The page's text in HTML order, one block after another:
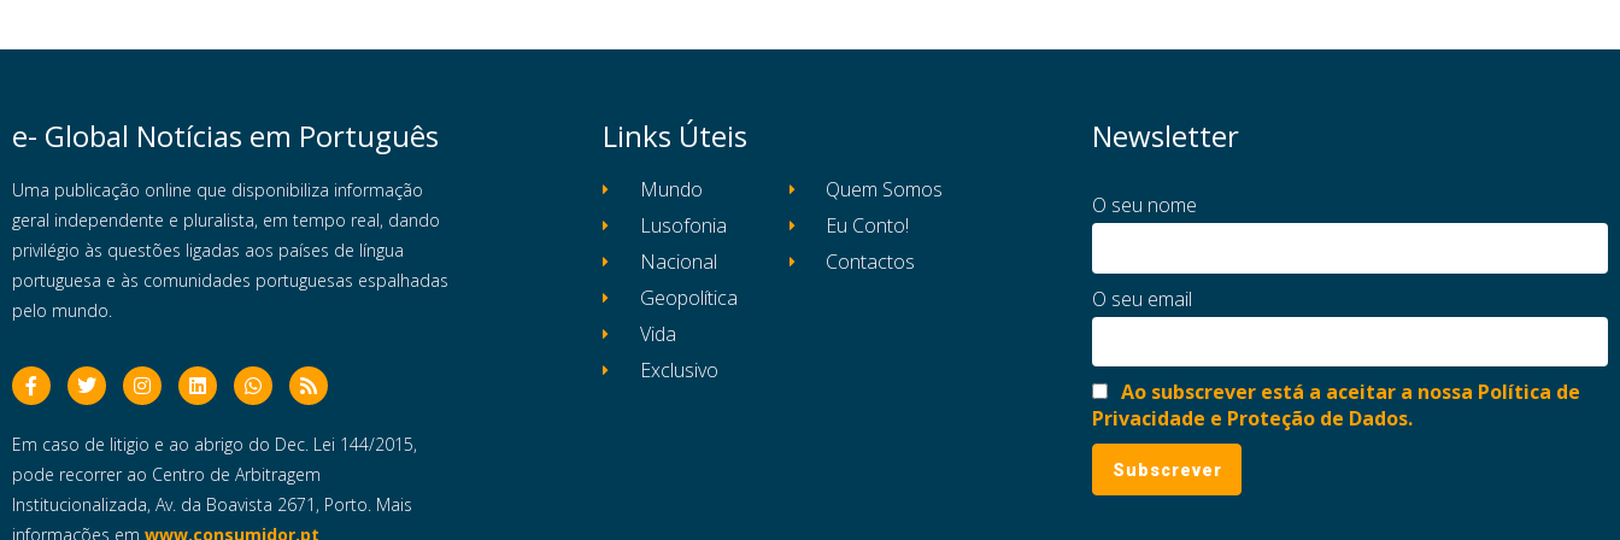
e- Global Notícias em Português
Uma publicação online que disponibiliza informação
geral independente e pluralista, em tempo real, dando
privilégio às questões ligadas aos países de língua
portuguesa e às comunidades portuguesas espalhadas
pelo mundo.
Em caso de litigio e ao abrigo do Dec. Lei 144/2015,
pode recorrer ao Centro de Arbitragem
Institucionalizada, Av. da Boavista 2671, Porto. Mais
informações em www.consumidor.pt
Links Úteis
Mundo
Lusofonia
Nacional
Geopolítica
Vida
Exclusivo
Quem Somos
Eu Conto!
Contactos
Newsletter
O seu nome
O seu email
Ao subscrever está a aceitar a nossa Política de
Privacidade e Proteção de Dados.